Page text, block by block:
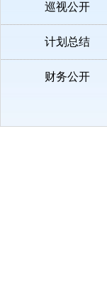
巡视公开
计划总结
财务公开